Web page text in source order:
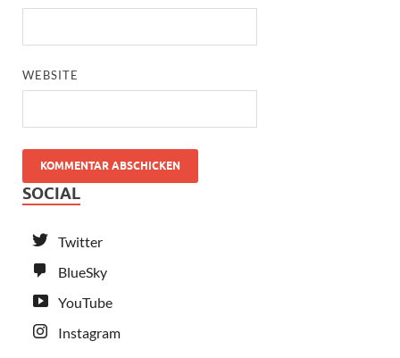
WEBSITE
SOCIAL
Twitter
BlueSky
YouTube
Instagram